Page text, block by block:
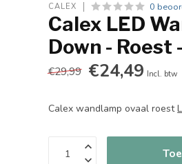
CALEX 0
Calex LED
Down -
€29,99 €24,49 Incl. btw
Calex wandlamp ovaal roest